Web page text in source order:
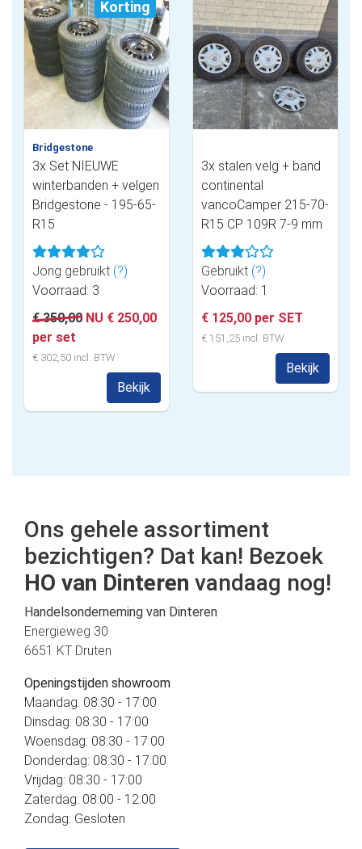
Korting
Bridgestone
3x Set NIEUWE
winterbanden + velgen
Bridgestone - 195-65-
R15
Jong gebruikt (?)
Voorraad: 3
€ 350,00 NU € 250,00
per set
€ 302,50 incl. BTW
Bekijk
3x stalen velg + band
continental
vancoCamper 215-70-
R15 CP 109R 7-9 mm
Gebruikt (?)
Voorraad: 1
€ 125,00 per SET
€ 151,25 incl. BTW
Bekijk
Ons gehele assortiment
bezichtigen? Dat kan! Bezoek
HO van Dinteren vandaag nog!
Handelsonderneming van Dinteren
Energieweg 30
6651 KT Druten
Openingstijden showroom
Maandag: 08:30 - 17:00
Dinsdag: 08:30 - 17:00
Woensdag: 08:30 - 17:00
Donderdag: 08:30 - 17:00
Vrijdag: 08:30 - 17:00
Zaterdag: 08:00 - 12:00
Zondag: Gesloten